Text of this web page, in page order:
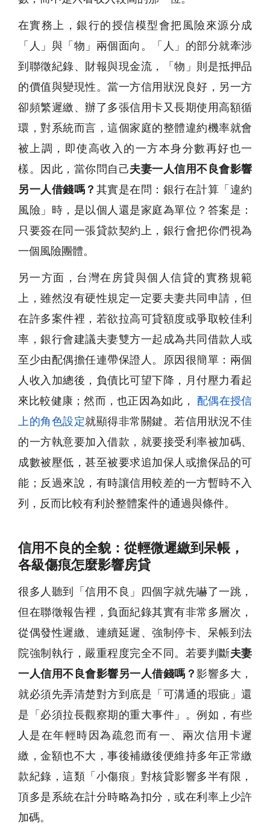
在實務上，銀行的授信模型會把風險來源分成
「人」與「物」兩個面向。「人」的部分就牽涉
到聯徵紀錄、財報與現金流，「物」則是抵押品
的價值與變現性。當一方信用狀況良好，另一方
卻頻繁遲繳、辦了多張信用卡又長期使用高額循
環，對系統而言，這個家庭的整體違約機率就會
被上調，即使高收入的一方本身分數再好也一
樣。因此，當你問自己夫妻一人信用不良會影響
另一人借錢嗎？ 其實是在問：銀行在計算「違約
風險」時，是以個人還是家庭為單位？答案是：
只要簽在同一張貸款契約上，銀行會把你們視為
一個風險團體。
另一方面，台灣在房貸與個人信貸的實務規範
上，雖然沒有硬性規定一定要夫妻共同申請，但
在許多案件裡，若欲拉高可貸額度或爭取較佳利
率，銀行會建議夫妻雙方一起成為共同借款人或
至少由配偶擔任連帶保證人。原因很簡單：兩個
人收入加總後，負債比可望下降，月付壓力看起
來比較健康；然而，也正因為如此， 配偶在授信
上的角色設定就顯得非常關鍵。若信用狀況不佳
的一方執意要加入借款，就要接受利率被加碼、
成數被壓低，甚至被要求追加保人或擔保品的可
能；反過來說，有時讓信用較差的一方暫時不入
列，反而比較有利於整體案件的通過與條件。
信用不良的全貌：從輕微遲繳到呆帳，
各級傷痕怎麼影響房貸
很多人聽到「信用不良」四個字就先嚇了一跳，
但在聯徵報告裡，負面紀錄其實有非常多層次，
從偶發性遲繳、連續延遲、強制停卡、呆帳到法
院強制執行，嚴重程度完全不同。若要判斷夫妻
一人信用不良會影響另一人借錢嗎？影響多大，
就必須先弄清楚對方到底是「可溝通的瑕疵」還
是「必須拉長觀察期的重大事件」。例如，有些
人是在年輕時因為疏忽而有一、兩次信用卡遲
繳，金額也不大，事後補繳後便維持多年正常繳
款紀錄，這類「小傷痕」對核貸影響多半有限，
頂多是系統在計分時略為扣分，或在利率上少許
加碼。